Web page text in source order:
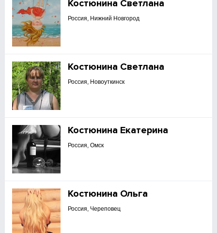
Костюнина Светлана
Россия, Нижний Новгород
Костюнина Светлана
Россия, Новоуткинск
Костюнина Екатерина
Россия, Омск
Костюнина Ольга
Россия, Череповец